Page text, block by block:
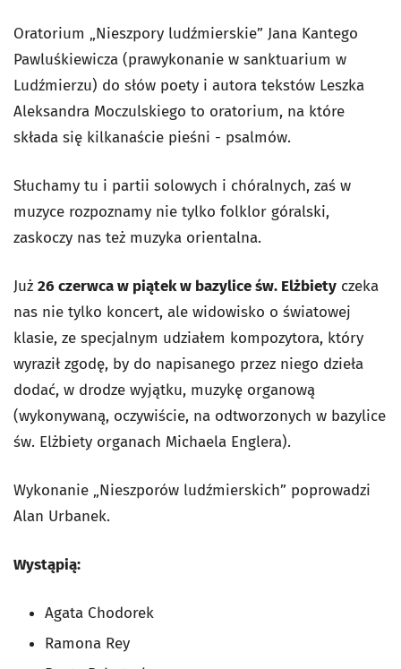
Oratorium „Nieszpory ludźmierskie” Jana Kantego
Pawluśkiewicza (prawykonanie w sanktuarium w
Ludźmierzu) do słów poety i autora tekstów Leszka
Aleksandra Moczulskiego to oratorium, na które
składa się kilkanaście pieśni - psalmów.
Słuchamy tu i partii solowych i chóralnych, zaś w
muzyce rozpoznamy nie tylko folklor góralski,
zaskoczy nas też muzyka orientalna.
Już 26 czerwca w piątek w bazylice św. Elżbiety czeka
nas nie tylko koncert, ale widowisko o światowej
klasie, ze specjalnym udziałem kompozytora, który
wyraził zgodę, by do napisanego przez niego dzieła
dodać, w drodze wyjątku, muzykę organową
(wykonywaną, oczywiście, na odtworzonych w bazylice
św. Elżbiety organach Michaela Englera).
Wykonanie „Nieszporów ludźmierskich” poprowadzi
Alan Urbanek.
Wystąpią:
Agata Chodorek
Ramona Rey